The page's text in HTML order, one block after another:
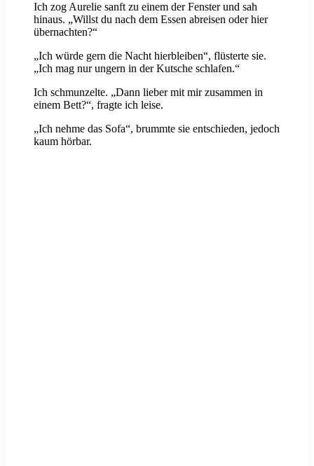
Ich zog Aurelie sanft zu einem der Fenster und sah
hinaus. „Willst du nach dem Essen abreisen oder hier
übernachten?“
„Ich würde gern die Nacht hierbleiben“, flüsterte sie.
„Ich mag nur ungern in der Kutsche schlafen.“
Ich schmunzelte. „Dann lieber mit mir zusammen in
einem Bett?“, fragte ich leise.
„Ich nehme das Sofa“, brummte sie entschieden, jedoch
kaum hörbar.